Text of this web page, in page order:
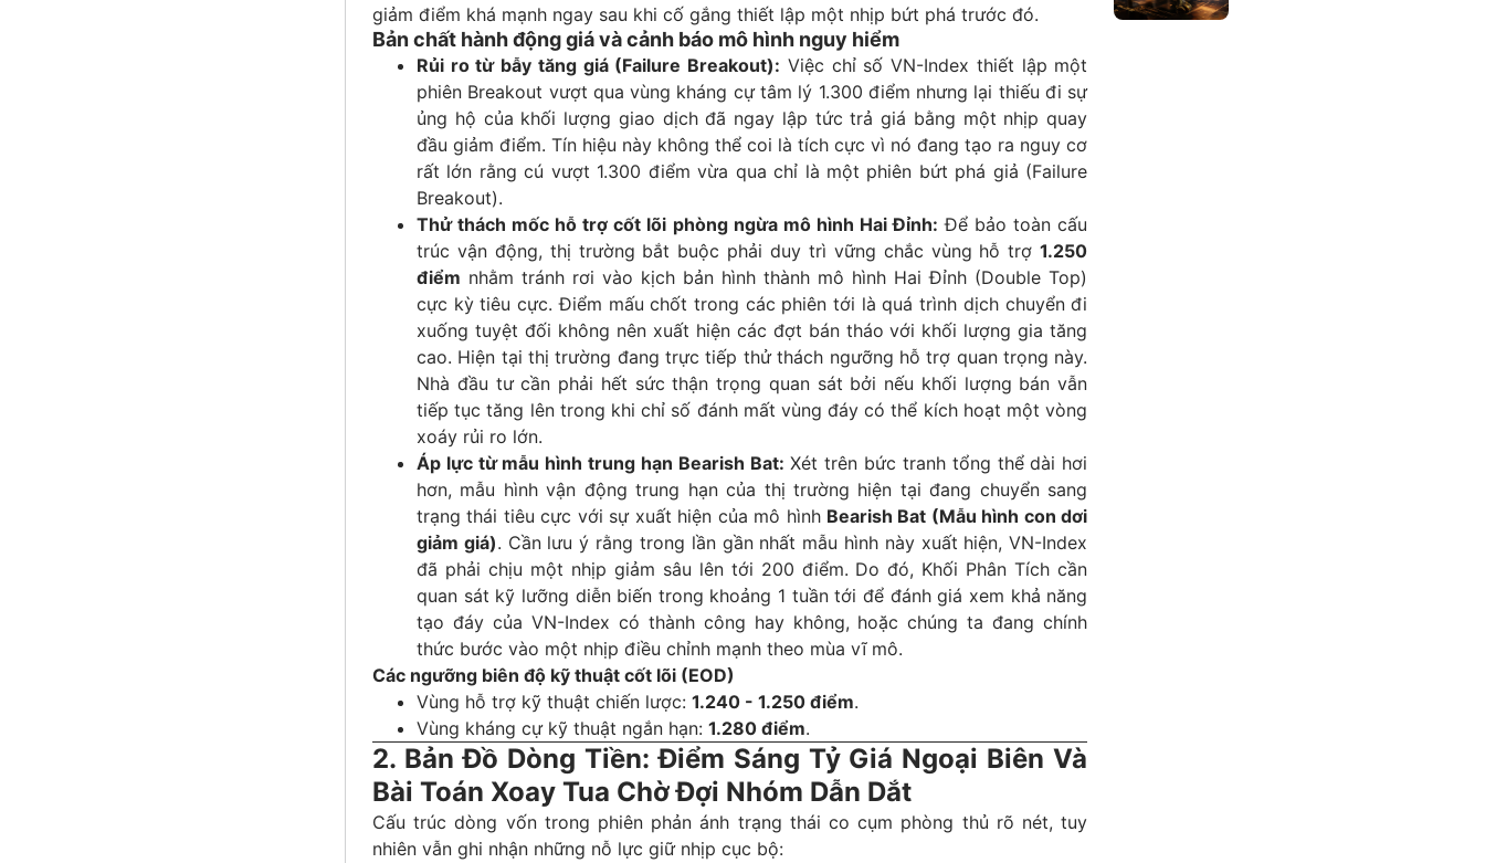
giảm điểm khá mạnh ngay sau khi cố gắng thiết lập một nhịp bứt phá trước đó.
Bản chất hành động giá và cảnh báo mô hình nguy hiểm
Rủi ro từ bẫy tăng giá (Failure Breakout): Việc chỉ số VN-Index thiết lập một
phiên Breakout vượt qua vùng kháng cự tâm lý 1.300 điểm nhưng lại thiếu đi sự
ủng hộ của khối lượng giao dịch đã ngay lập tức trả giá bằng một nhịp quay
đầu giảm điểm. Tín hiệu này không thể coi là tích cực vì nó đang tạo ra nguy cơ
rất lớn rằng cú vượt 1.300 điểm vừa qua chỉ là một phiên bứt phá giả (Failure
Breakout).
Thử thách mốc hỗ trợ cốt lõi phòng ngừa mô hình Hai Đỉnh: Để bảo toàn cấu
trúc vận động, thị trường bắt buộc phải duy trì vững chắc vùng hỗ trợ1.250
điểm nhằm tránh rơi vào kịch bản hình thành mô hình Hai Đỉnh (Double Top)
cực kỳ tiêu cực. Điểm mấu chốt trong các phiên tới là quá trình dịch chuyển đi
xuống tuyệt đối không nên xuất hiện các đợt bán tháo với khối lượng gia tăng
cao. Hiện tại thị trường đang trực tiếp thử thách ngưỡng hỗ trợ quan trọng này.
Nhà đầu tư cần phải hết sức thận trọng quan sát bởi nếu khối lượng bán vẫn
tiếp tục tăng lên trong khi chỉ số đánh mất vùng đáy có thể kích hoạt một vòng
xoáy rủi ro lớn.
Áp lực từ mẫu hình trung hạn Bearish Bat: Xét trên bức tranh tổng thể dài hơi
hơn, mẫu hình vận động trung hạn của thị trường hiện tại đang chuyển sang
trạng thái tiêu cực với sự xuất hiện của mô hình Bearish Bat (Mẫu hình con dơi
giảm giá). Cần lưu ý rằng trong lần gần nhất mẫu hình này xuất hiện, VN-Index
đã phải chịu một nhịp giảm sâu lên tới 200 điểm. Do đó, Khối Phân Tích cần
quan sát kỹ lưỡng diễn biến trong khoảng 1 tuần tới để đánh giá xem khả năng
tạo đáy của VN-Index có thành công hay không, hoặc chúng ta đang chính
thức bước vào một nhịp điều chỉnh mạnh theo mùa vĩ mô.
Các ngưỡng biên độ kỹ thuật cốt lõi (EOD)
Vùng hỗ trợ kỹ thuật chiến lược: 1.240 - 1.250 điểm.
Vùng kháng cự kỹ thuật ngắn hạn: 1.280 điểm.
2. Bản Đồ Dòng Tiền: Điểm Sáng Tỷ Giá Ngoại Biên Và
Bài Toán Xoay Tua Chờ Đợi Nhóm Dẫn Dắt
Cấu trúc dòng vốn trong phiên phản ánh trạng thái co cụm phòng thủ rõ nét, tuy
nhiên vẫn ghi nhận những nỗ lực giữ nhịp cục bộ: